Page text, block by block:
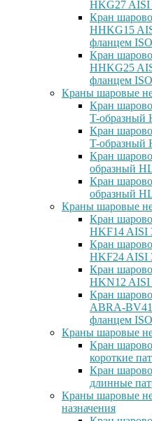
HKG27 AISI
Кран
HHKG15
фланцем ISO
Кран
HHKG25
фланцем ISO
Краны шаровые
Кран
T-образный
Кран
T-образный
Кран
образный
Кран
образный
Краны шаровые
Кран
HKF14 AISI
Кран
HKF24 AISI
Кран
HKN12 AISI
Кран
ABRA-
фланцем ISO
Краны шаровые
Кран
короткие
Кран
длинные
Краны шаровые
назначения